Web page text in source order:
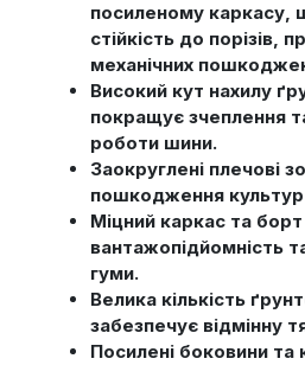
посиленому каркасу,
стійкість до порізів,
механічних
Високий кут нахилу
покращує зчеплення
роботи шини.
Заокруглені плечові
пошкодження культур
Міцний каркас та
вантажопідйомність
гуми.
Велика кількість
забезпечує відмінну
Посилені боковини та